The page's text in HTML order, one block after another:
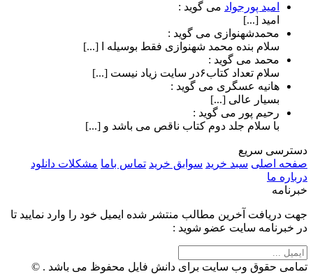
امید پورجواد می گوید :
امید [...]
محمدشهنوازی می گوید :
سلام بنده محمد شهنوازی فقط بوسیله ا [...]
محمد می گوید :
سلام تعداد کتاب۶در سایت زیاد نیست [...]
هانیه عسگری می گوید :
بسیار عالی [...]
رحیم پور می گوید :
با سلام جلد دوم کتاب ناقص می باشد و [...]
دسترسی سریع
صفحه اصلی سبد خرید سوابق خرید تماس باما مشکلات دانلود
درباره ما
خبرنامه
جهت دریافت آخرین مطالب منتشر شده ایمیل خود را وارد نمایید تا
در خبرنامه سایت عضو شوید :
تمامی حقوق وب سایت برای دانش فایل محفوظ می باشد . ©